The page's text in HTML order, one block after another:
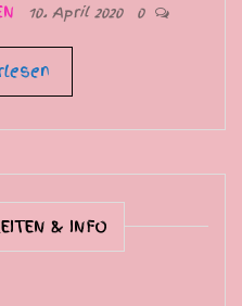
10. April 2020 0
& INFO